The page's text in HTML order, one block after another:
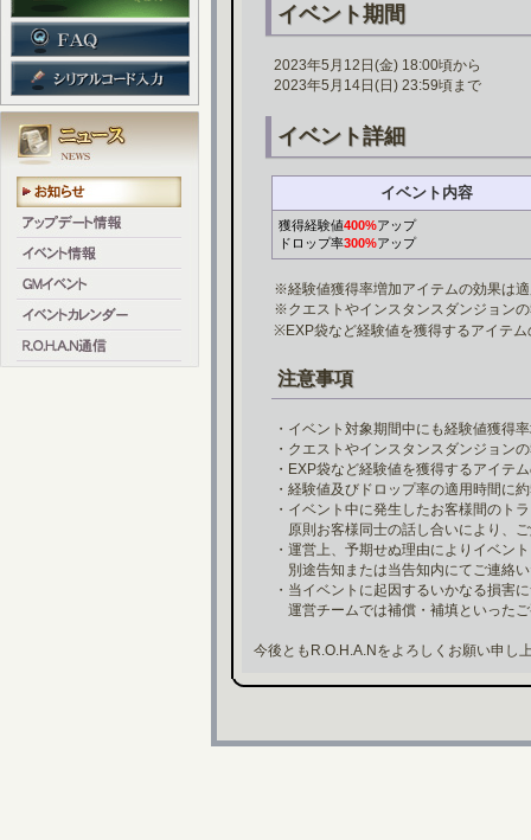
イベント期間
2023年5月12日(金) 18:00頃から
2023年5月14日(日) 23:59頃まで
イベント詳細
イベント内容
獲得経験値400%アップ
ドロップ率300%アップ
※経験値獲得率増加アイテムの効果は
※クエストやインスタンスダンジョン
※EXP袋など経験値を獲得するアイテ
注意事項
・イベント対象期間中にも経験値獲得
・クエストやインスタンスダンジョン
・EXP袋など経験値を獲得するアイテ
・経験値及びドロップ率の適用時間に
・イベント中に発生したお客様間のト
原則お客様同士の話し合いにより、
・運営上、予期せぬ理由によりイベン
別途告知または当告知内にてご連絡
・当イベントに起因するいかなる損害
運営チームでは補償・補填といった
今後ともR.O.H.A.Nをよろしくお願い申し